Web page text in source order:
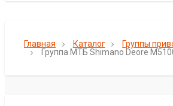
Главная Каталог
Группы
Группа МТБ Shimano Deore